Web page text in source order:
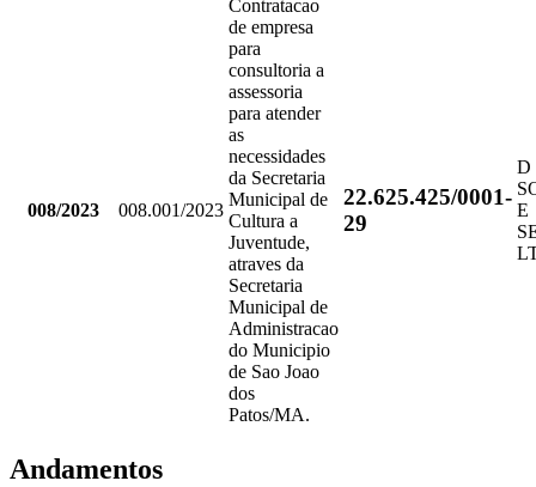
008/2023 008.001/2023
Contratacao
de empresa
para
consultoria a
assessoria
para atender
as
necessidades
da Secretaria
Municipal de
Cultura a
Juventude,
atraves da
Secretaria
Municipal de
Administracao
do Municipio
de Sao Joao
dos
Patos/MA.
22.625.425/0001-
29
D
E
Andamentos